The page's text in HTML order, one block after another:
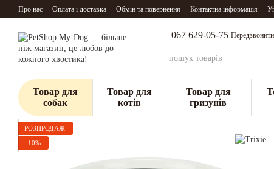
Перейти до основного контенту
Про нас Оплата і доставка Обмін та повернення Контактна інформація
067 629-05-75
Товар для
собак
Товар для
котів
Товар для
гризунів
РОЗПРОДАЖ
−10%